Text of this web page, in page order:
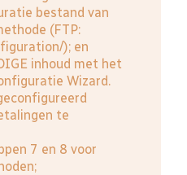
bestand van
(FTP:
); en
inhoud met het
Wizard.
te
7 en 8 voor